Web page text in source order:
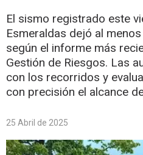
El sismo registrado este
Esmeraldas dejó al
según el informe más
Gestión de Riesgos. Las
con los recorridos y
con precisión el alcance
25 Abril de 2025